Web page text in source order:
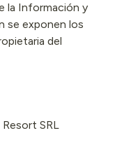
la Información y
se exponen los
del
SRL